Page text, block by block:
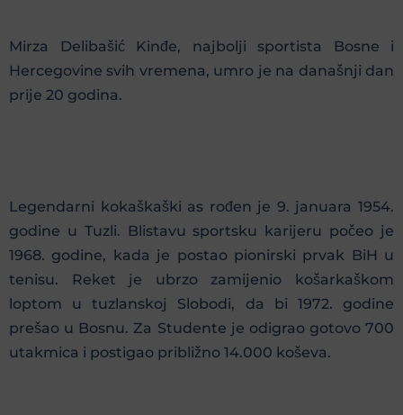
Mirza Delibašić Kinđe, najbolji sportista Bosne i
Hercegovine svih vremena, umro je na današnji dan
prije 20 godina.
Legendarni kokaškaški as rođen je 9. januara 1954.
godine u Tuzli. Blistavu sportsku karijeru počeo je
1968. godine, kada je postao pionirski prvak BiH u
tenisu. Reket je ubrzo zamijenio košarkaškom
loptom u tuzlanskoj Slobodi, da bi 1972. godine
prešao u Bosnu. Za Studente je odigrao gotovo 700
utakmica i postigao približno 14.000 koševa.